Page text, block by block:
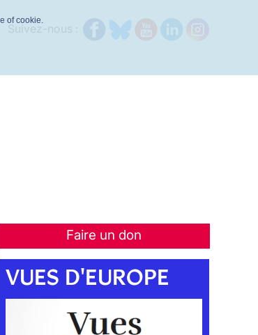
Faire un don
VUES D'EUROPE
of cookie.